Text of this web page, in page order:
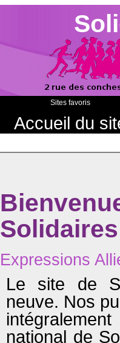
Sites favoris
Accueil du
Expressions
Le site de
neuve. Nos
national de